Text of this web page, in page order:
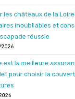
les châteaux de la
inoubliables et
réussie
est la meilleure
pour choisir la